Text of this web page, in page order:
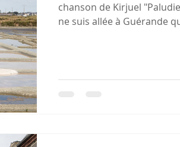
chanson de Kirjuel
ne suis allée à Guérande